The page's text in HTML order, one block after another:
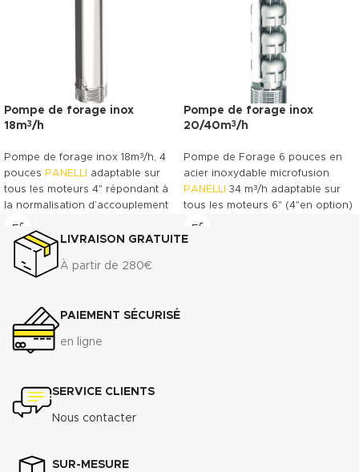
Pompe de forage inox
18m3/h
Pompe de forage inox 18m3/h, 4
pouces PANELLI
adaptable sur
tous les moteurs 4" répondant à
la normalisation d’accouplement
NEMA-4. Pompe à roues semi
axiale permettant d’accepter
jusqu’à 50g de sable par m
Télécharger la fiche technique
Télécharger la documentation
commerciale (.pdf)
Pompe de forage inox
20/40m3/h
Pompe de Forage 6 pouces en
acier inoxydable microfusion
PANELLI
34 m3/h adaptable sur
tous les moteurs 6" (4"en option)
répondant à la normalisation
d’accouplement NEMA-6 (4 en
LIVRAISON GRATUITE
À partir de 280€
PAIEMENT SÉCURISÉ
en ligne
SERVICE CLIENTS
Nous contacter
SUR-MESURE